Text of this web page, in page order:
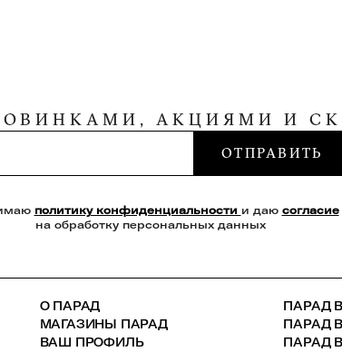
АКЦИЯМИ И
ОТПРАВИТЬ
политику конфиденциальности и даю согласие
на обработку персональных данных
О ПАРАД
МАГАЗИНЫ ПАРАД
ВАШ ПРОФИЛЬ
ПАРАД
ПАРАД В
ПАРАД В